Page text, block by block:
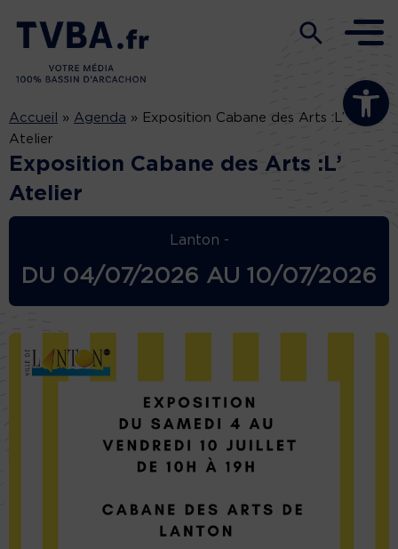
Ouvrir la
Accueil » Agenda » Exposition Cabane des Arts :L’
Atelier
Exposition Cabane des Arts :L’
Atelier
Lanton -
DU 04/07/2026 AU 10/07/2026